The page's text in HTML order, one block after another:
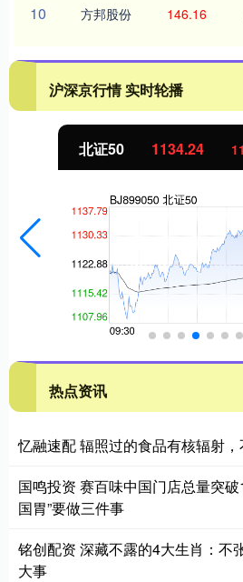
10 方邦股份 146.16
沪深京行情 实时轮播
北证50 1134.24
热点资讯
忆融速配 辐照过的食品有核辐射，
国鸣投资 赛百味中国门店总量突
国胃”要做三件事
铭创配资 深藏不露的4大生肖：不
大事